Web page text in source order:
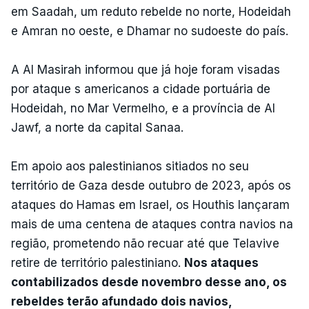
em Saadah, um reduto rebelde no norte, Hodeidah
e Amran no oeste, e Dhamar no sudoeste do país.
A Al Masirah informou que já hoje foram visadas
por ataque s americanos a cidade portuária de
Hodeidah, no Mar Vermelho, e a província de Al
Jawf, a norte da capital Sanaa.
Em apoio aos palestinianos sitiados no seu
território de Gaza desde outubro de 2023, após os
ataques do Hamas em Israel, os Houthis lançaram
mais de uma centena de ataques contra navios na
região, prometendo não recuar até que Telavive
retire de território palestiniano. Nos ataques
contabilizados desde novembro desse ano, os
rebeldes terão afundado dois navios,